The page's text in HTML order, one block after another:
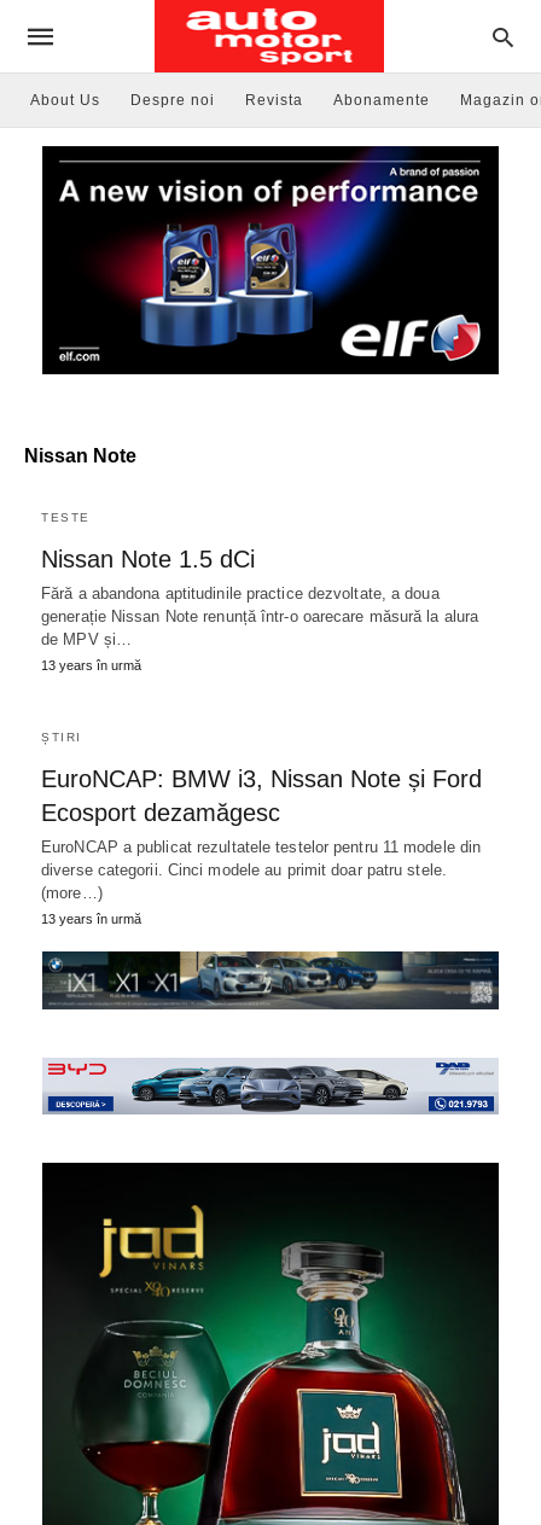
About Us Despre noi Revista Abonamente Magazin
Nissan Note
TESTE
Nissan Note 1.5 dCi
Fără a abandona aptitudinile practice dezvoltate, a doua
generație Nissan Note renunță într-o oarecare măsură la alura
de MPV și…
13 years în urmă
ȘTIRI
EuroNCAP: BMW i3, Nissan Note și Ford
Ecosport dezamăgesc
EuroNCAP a publicat rezultatele testelor pentru 11 modele din
diverse categorii. Cinci modele au primit doar patru stele.
(more…)
13 years în urmă